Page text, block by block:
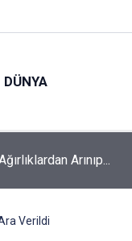
DÜNYA
Arınıp...
Verildi